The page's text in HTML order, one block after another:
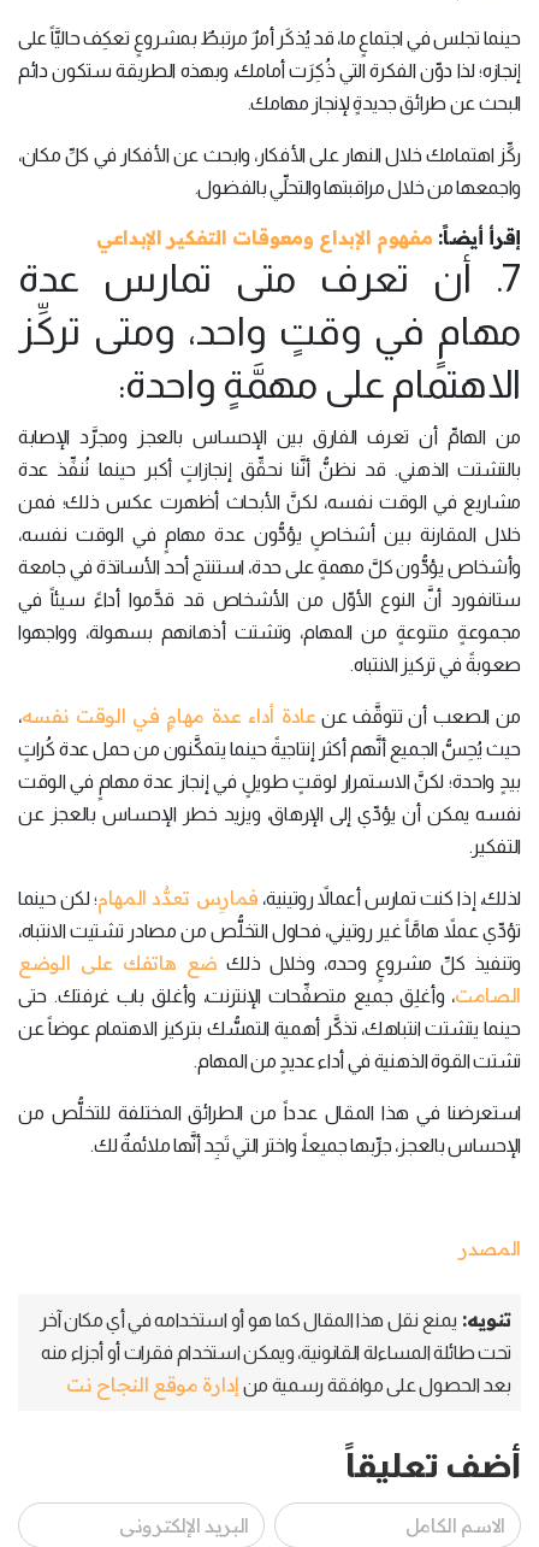
حينما تجلس في اجتماعٍ ما، قد يُذكَر أمرٌ مرتبطٌ بمشروعٍ تعكِف حاليَّاً على
إنجازه؛ لذا دوِّن الفكرة التي ذُكِرَت أمامك، وبهذه الطريقة ستكون دائم
البحث عن طرائق جديدةٍ لإنجاز مهامك.
ركِّز اهتمامك خلال النهار على الأفكار، وابحث عن الأفكار في كلِّ مكان،
واجمعها من خلال مراقبتها والتحلِّي بالفضول.
إقرأ أيضاً: مفهوم الإبداع ومعوقات التفكير الإبداعي
7. أن تعرف متى تمارس عدة
مهامٍ في وقتٍ واحد، ومتى تركِّز
الاهتمام على مهمَّةٍ واحدة:
من الهامِّ أن تعرف الفارق بين الإحساس بالعجز ومجرَّد الإصابة
بالتشتت الذهني. قد نظنُّ أنَّنا نحقِّق إنجازاتٍ أكبر حينما نُنفِّذ عدة
مشاريع في الوقت نفسه، لكنَّ الأبحاث أظهرت عكس ذلك؛ فمن
خلال المقارنة بين أشخاصٍ يؤدُّون عدة مهامٍ في الوقت نفسه،
وأشخاص يؤدُّون كلَّ مهمةٍ على حدة، استنتج أحد الأساتذة في جامعة
ستانفورد أنَّ النوع الأوّل من الأشخاص قد قدَّموا أداءً سيئاً في
مجموعةٍ متنوعةٍ من المهام، وتشتت أذهانهم بسهولة، وواجهوا
صعوبةً في تركيز الانتباه.
من الصعب أن تتوقَّف عن عادة أداء عدة مهامٍ في الوقت نفسه،
حيث يُحِسُّ الجميع أنَّهم أكثر إنتاجيةً حينما يتمكَّنون من حمل عدة كُراتٍ
بيدٍ واحدة؛ لكنَّ الاستمرار لوقتٍ طويلٍ في إنجاز عدة مهامٍ في الوقت
نفسه يمكن أن يؤدِّي إلى الإرهاق، ويزيد خطر الإحساس بالعجز عن
التفكير.
لذلك، إذا كنت تمارس أعمالاً روتينية، فمارِس تعدُّد المهام؛ لكن حينما
تؤدِّي عملاً هامَّاً غير روتيني، فحاول التخلُّص من مصادر تشتيت الانتباه،
وتنفيذ كلِّ مشروعٍ وحده، وخلال ذلك ضع هاتفك على الوضع
الصامت، وأغلِق جميع متصفِّحات الإنترنت، وأغلق باب غرفتك. حتى
حينما يتشتت انتباهك، تذكَّر أهمية التمسُّك بتركيز الاهتمام عوضاً عن
تشتت القوة الذهنية في أداء عديدٍ من المهام.
استعرضنا في هذا المقال عدداً من الطرائق المختلفة للتخلُّص من
الإحساس بالعجز، جرِّبها جميعاً، واختر التي تَجِد أنَّها ملائمةٌ لك.
المصدر
تنويه: يمنع نقل هذا المقال كما هو أو استخدامه في أي مكان آخر
تحت طائلة المساءلة القانونية، ويمكن استخدام فقرات أو أجزاء منه
بعد الحصول على موافقة رسمية من إدارة موقع النجاح نت
أضف تعليقاً